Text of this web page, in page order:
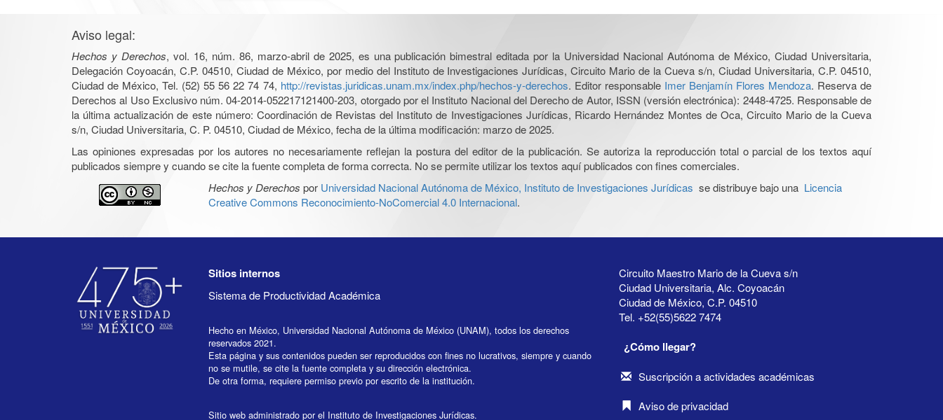
Aviso legal:
Hechos y Derechos, vol. 16, núm. 86, marzo-abril de 2025, es una publicación bimestral editada por la Universidad Nacional Autónoma de México, Ciudad Universitaria,
Delegación Coyoacán, C.P. 04510, Ciudad de México, por medio del Instituto de Investigaciones Jurídicas, Circuito Mario de la Cueva s/n, Ciudad Universitaria, C.P. 04510,
Ciudad de México, Tel. (52) 55 56 22 74 74, http://revistas.juridicas.unam.mx/index.php/hechos-y-derechos. Editor responsable Imer Benjamín Flores Mendoza. Reserva de
Derechos al Uso Exclusivo núm. 04-2014-052217121400-203, otorgado por el Instituto Nacional del Derecho de Autor, ISSN (versión electrónica): 2448-4725. Responsable de
la última actualización de este número: Coordinación de Revistas del Instituto de Investigaciones Jurídicas, Ricardo Hernández Montes de Oca, Circuito Mario de la Cueva
s/n, Ciudad Universitaria, C. P. 04510, Ciudad de México, fecha de la última modificación: marzo de 2025.
Las opiniones expresadas por los autores no necesariamente reflejan la postura del editor de la publicación. Se autoriza la reproducción total o parcial de los textos aquí
publicados siempre y cuando se cite la fuente completa de forma correcta. No se permite utilizar los textos aquí publicados con fines comerciales.
Hechos y Derechos por Universidad Nacional Autónoma de México, Instituto de Investigaciones Jurídicas se distribuye bajo una Licencia
Creative Commons Reconocimiento-NoComercial 4.0 Internacional.
Sitios internos
Sistema de Productividad Académica
Hecho en México, Universidad Nacional Autónoma de México (UNAM), todos los derechos
reservados 2021.
Esta página y sus contenidos pueden ser reproducidos con fines no lucrativos, siempre y cuando
no se mutile, se cite la fuente completa y su dirección electrónica.
De otra forma, requiere permiso previo por escrito de la institución.
Sitio web administrado por el Instituto de Investigaciones Jurídicas.
Circuito Maestro Mario de la Cueva s/n
Ciudad Universitaria, Alc. Coyoacán
Ciudad de México, C.P. 04510
Tel. +52(55)5622 7474
¿Cómo llegar?
Suscripción a actividades académicas
Aviso de privacidad